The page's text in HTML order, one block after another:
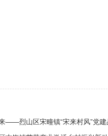
——烈山区宋疃镇“宋来村风”党建